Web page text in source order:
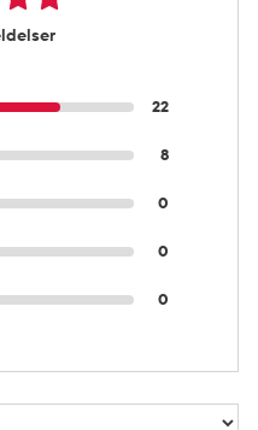
22
8
0
0
0